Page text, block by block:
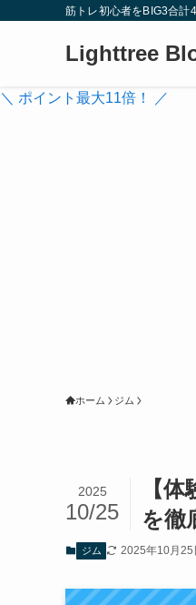
筋トレ初心者をBIG3合計
Lighttree
＼ ポイント最大11倍！ ／
ホーム ジム
【
を徹
2025
10/25
ジム 2025年10月25